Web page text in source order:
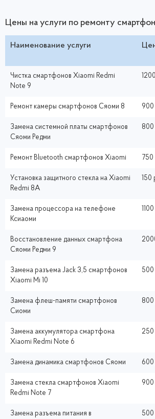
Цены на услуги по ремонту
Наименование услуги
Чистка смартфонов Xiaomi Redmi
Note 9
Ремонт камеры смартфонов Сяоми 8 900
Замена системной платы смартфонов
Сяоми Редми
800
Ремонт Bluetooth смартфонов Xiaomi 750
Установка защитного стекла на Xiaomi
Redmi 8A
150
Замена процессора на телефоне
Ксиаоми
Восстановление данных смартфона
Сяоми Редми 9
Замена разъема Jack 3,5 смартфонов
Xiaomi Mi 10
500
Замена флеш-памяти смартфонов
Сиоми
800
Замена аккумулятора смартфона
Xiaomi Redmi Note 6
250
Замена динамика смартфонов Сяоми 600
Замена стекла смартфонов Xiaomi
Redmi Note 7
900
Замена разъема питания в
500